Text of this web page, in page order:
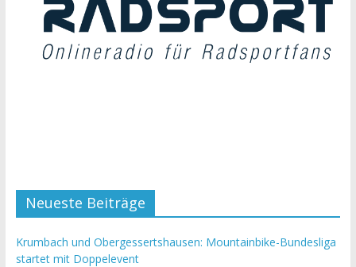
Neueste Beiträge
Krumbach und Obergessertshausen: Mountainbike-Bundesliga
startet mit Doppelevent